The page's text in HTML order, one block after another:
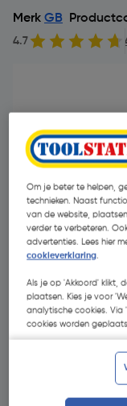
Merk GB
4.7
€ 0,55
| Excl.
Om je beter te helpen,
technieken. Naast
van de website,
verder te verbeteren.
advertenties. Lees hier
cookieverklaring.
Als je op 'Akkoord' klikt,
plaatsen. Kies je voor
analytische cookies. Via
cookies worden